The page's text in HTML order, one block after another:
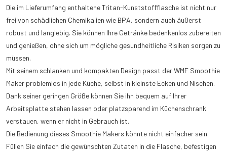
Die im Lieferumfang enthaltene Tritan-Kunststoffflasche ist nicht nur
frei von schädlichen Chemikalien wie BPA, sondern auch äußerst
robust und langlebig. Sie können Ihre Getränke bedenkenlos zubereiten
und genießen, ohne sich um mögliche gesundheitliche Risiken sorgen zu
müssen.
Mit seinem schlanken und kompakten Design passt der WMF Smoothie
Maker problemlos in jede Küche, selbst in kleinste Ecken und Nischen.
Dank seiner geringen Größe können Sie ihn bequem auf Ihrer
Arbeitsplatte stehen lassen oder platzsparend im Küchenschrank
verstauen, wenn er nicht in Gebrauch ist.
Die Bedienung dieses Smoothie Makers könnte nicht einfacher sein.
Füllen Sie einfach die gewünschten Zutaten in die Flasche, befestigen